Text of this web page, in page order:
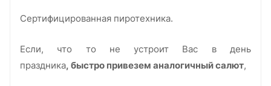
Сертифицированная пиротехника.
Если, что то не устроит Вас в день
праздника, быстро привезем аналогичный салют,